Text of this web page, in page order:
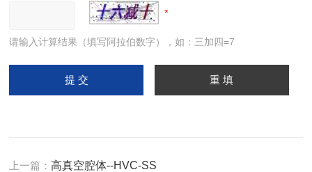
请输入计算结果（填写阿拉伯数字），如：三加四=7
上一篇：高真空腔体--HVC-SS